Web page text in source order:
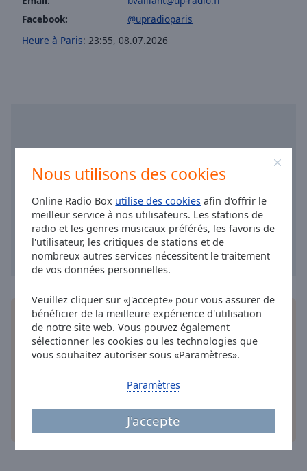
Nous utilisons des cookies
Online Radio Box utilise des cookies afin d'offrir le
meilleur service à nos utilisateurs. Les stations de
radio et les genres musicaux préférés, les favoris de
l'utilisateur, les critiques de stations et de
nombreux autres services nécessitent le traitement
de vos données personnelles.
Veuillez cliquer sur «J'accepte» pour vous assurer de
bénéficier de la meilleure expérience d'utilisation
de notre site web. Vous pouvez également
sélectionner les cookies ou les technologies que
vous souhaitez autoriser sous «Paramètres».
J'accepte
Paramètres
Opacity
Background
Opacity
Caption
Background
Facebook:
@upradioparis
Heure à Paris: 23:55, 08.07.2026
Installezl'applicationgratuite Online Radio Box
pour votre téléphone intelligent et d'écouter vos
stations de radio préférées en ligne où que vous
soyez!
autres options